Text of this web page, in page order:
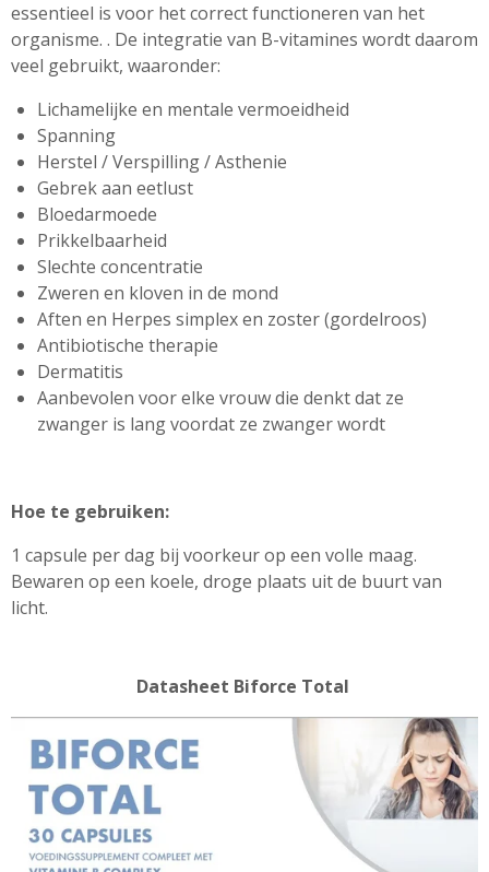
essentieel is voor het correct functioneren van het
organisme. . De integratie van B-vitamines wordt daarom
veel gebruikt, waaronder:
Lichamelijke en mentale vermoeidheid
Spanning
Herstel / Verspilling / Asthenie
Gebrek aan eetlust
Bloedarmoede
Prikkelbaarheid
Slechte concentratie
Zweren en kloven in de mond
Aften en Herpes simplex en zoster (gordelroos)
Antibiotische therapie
Dermatitis
Aanbevolen voor elke vrouw die denkt dat ze
zwanger is lang voordat ze zwanger wordt
Hoe te gebruiken:
1 capsule per dag bij voorkeur op een volle maag.
Bewaren op een koele, droge plaats uit de buurt van
licht.
Datasheet Biforce Total